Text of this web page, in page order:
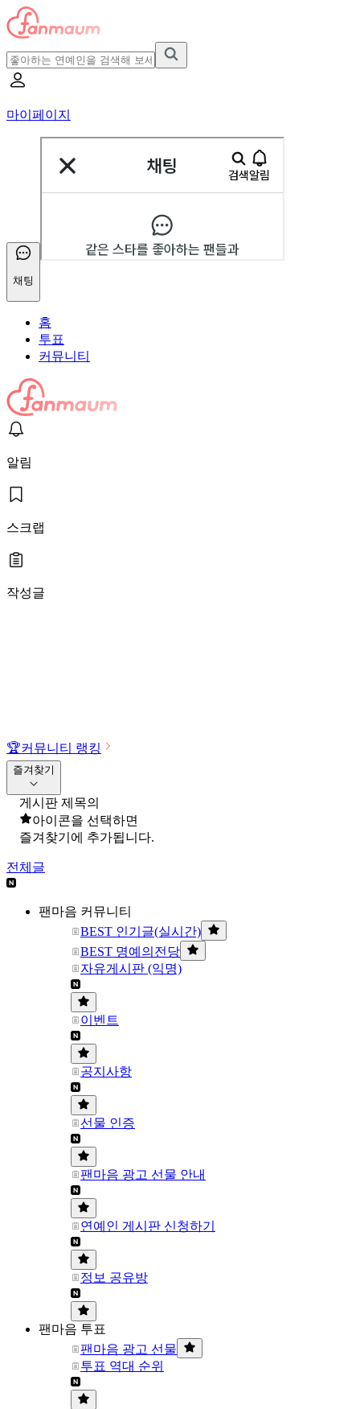
마이페이지
채팅
홈
투표
커뮤니티
알림
스크랩
작성글
🏆커뮤니티 랭킹
즐겨찾기
게시판 제목의
아이콘을 선택하면
즐겨찾기에 추가됩니다.
전체글
팬마음 커뮤니티
BEST 인기글(실시간)
BEST 명예의전당
자유게시판 (익명)
이벤트
공지사항
선물 인증
팬마음 광고 선물 안내
연예인 게시판 신청하기
정보 공유방
팬마음 투표
팬마음 광고 선물
투표 역대 순위